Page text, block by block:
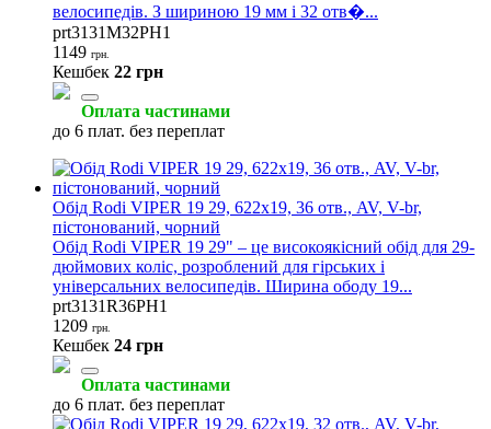
велосипедів. З шириною 19 мм і 32 отв�...
prt3131M32PH1
1149 грн.
Кешбек 22 грн
Оплата частинами
до 6 плат. без переплат
Обід Rodi VIPER 19 29, 622x19, 36 отв., AV, V-br,
пістонований, чорний
Обід Rodi VIPER 19 29" – це високоякісний обід для 29-
дюймових коліс, розроблений для гірських і
універсальних велосипедів. Ширина ободу 19...
prt3131R36PH1
1209 грн.
Кешбек 24 грн
Оплата частинами
до 6 плат. без переплат